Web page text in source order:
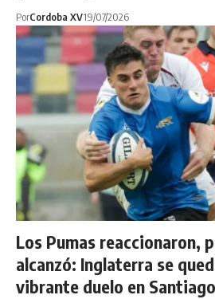
PorCordoba XV19/07/2026
Los Pumas reaccionaron,
alcanzó: Inglaterra se
vibrante duelo en